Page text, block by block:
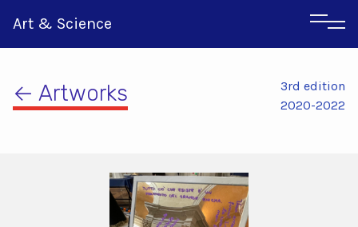
Art & Science
← Artworks
3rd edition
2020-2022